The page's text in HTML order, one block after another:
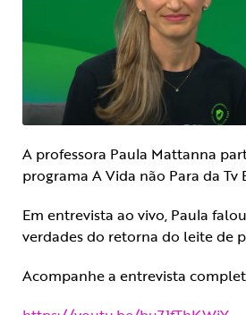
A professora Paula Mattanna
programa A Vida não Para da Tv
Em entrevista ao vivo, Paula
verdades do retorna do leite de
Acompanhe a entrevista